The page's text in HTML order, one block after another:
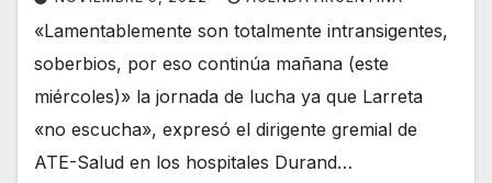
«Lamentablemente son totalmente intransigentes,
soberbios, por eso continúa mañana (este
miércoles)» la jornada de lucha ya que Larreta
«no escucha», expresó el dirigente gremial de
ATE-Salud en los hospitales Durand…